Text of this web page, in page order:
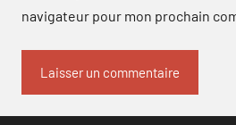
navigateur pour mon prochain